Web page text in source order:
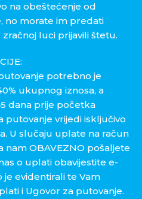
na obeštećenje od
no morate im predati
luci prijavili štetu.
potrebno je
ukupnog iznosa, a
dana prije početka
putovanje vrijedi isključivo
U slučaju uplate na račun
OBAVEZNO pošaljete
o uplati obavijestite e-
evidentirali te Vam
i Ugovor za putovanje.